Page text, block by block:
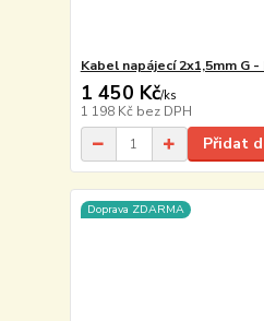
Kabel napájecí 2x1,5mm G -
1 450 Kč/ks
1 198 Kč bez DPH
Přidat
Doprava ZDARMA